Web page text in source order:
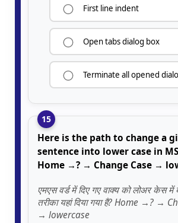
First line indent
Open tabs dialog box
Terminate all opened
15
Here is the path to change a
sentence into lower case in
Home →? → Change Case →
एमएस वर्ड में दिए गए वाक्य को लोअर केस
तरीका यहां दिया गया है? Home →? →
→ lowercase